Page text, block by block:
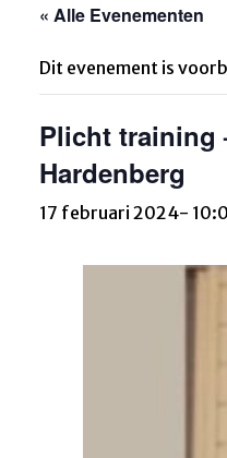
« Alle Evenementen
Dit evenement is
Plicht training
Hardenberg
17 februari 2024-